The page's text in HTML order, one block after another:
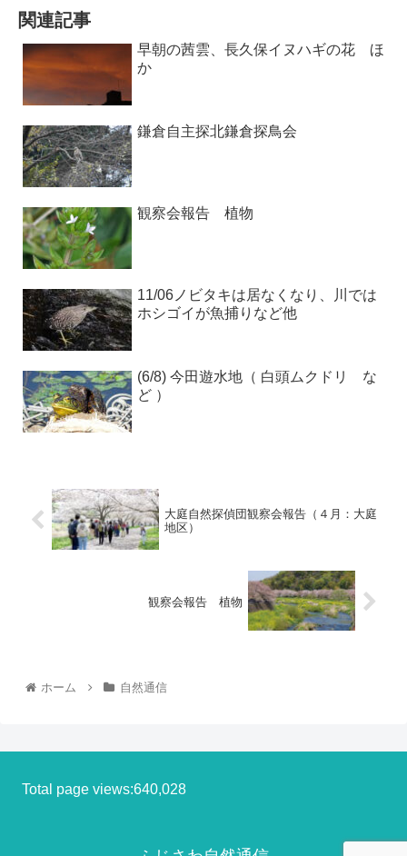
関連記事
早朝の茜雲、長久保イヌハギの花 ほ
か
鎌倉自主探北鎌倉探鳥会
観察会報告 植物
11/06ノビタキは居なくなり、川では
ホシゴイが魚捕りなど他
(6/8) 今田遊水地（ 白頭ムクドリ な
ど ）
大庭自然探偵団観察会報告（４月：大庭
地区）
観察会報告 植物
ホーム 自然通信
Total page views:640,028